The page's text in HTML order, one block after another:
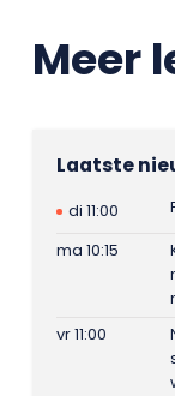
Meer
Laatste
di 11:00
ma 10:15
vr 11:00